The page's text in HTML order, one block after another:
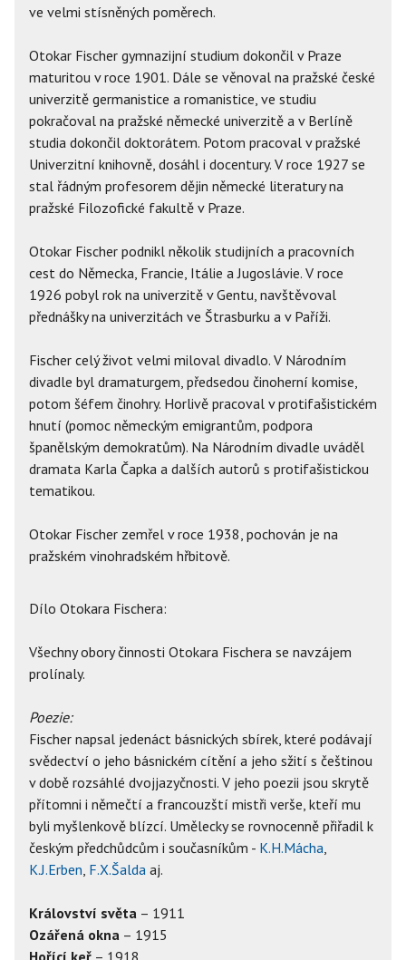
ve velmi stísněných poměrech.
Otokar Fischer gymnazijní studium dokončil v Praze
maturitou v roce 1901. Dále se věnoval na pražské české
univerzitě germanistice a romanistice, ve studiu
pokračoval na pražské německé univerzitě a v Berlíně
studia dokončil doktorátem. Potom pracoval v pražské
Univerzitní knihovně, dosáhl i docentury. V roce 1927 se
stal řádným profesorem dějin německé literatury na
pražské Filozofické fakultě v Praze.
Otokar Fischer podnikl několik studijních a pracovních
cest do Německa, Francie, Itálie a Jugoslávie. V roce
1926 pobyl rok na univerzitě v Gentu, navštěvoval
přednášky na univerzitách ve Štrasburku a v Paříži.
Fischer celý život velmi miloval divadlo. V Národním
divadle byl dramaturgem, předsedou činoherní komise,
potom šéfem činohry. Horlivě pracoval v protifašistickém
hnutí (pomoc německým emigrantům, podpora
španělským demokratům). Na Národním divadle uváděl
dramata Karla Čapka a dalších autorů s protifašistickou
tematikou.
Otokar Fischer zemřel v roce 1938, pochován je na
pražském vinohradském hřbitově.
Dílo Otokara Fischera:
Všechny obory činnosti Otokara Fischera se navzájem
prolínaly.
Poezie:
Fischer napsal jedenáct básnických sbírek, které podávají
svědectví o jeho básnickém cítění a jeho sžití s češtinou
v době rozsáhlé dvojjazyčnosti. V jeho poezii jsou skrytě
přítomni i němečtí a francouzští mistři verše, kteří mu
byli myšlenkově blízcí. Umělecky se rovnocenně přiřadil k
českým předchůdcům i současníkům - K.H.Mácha,
K.J.Erben, F.X.Šalda aj.
Království světa – 1911
Ozářená okna – 1915
Hořící keř – 1918